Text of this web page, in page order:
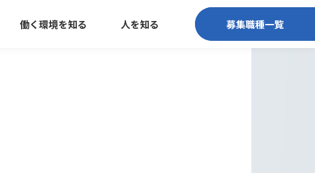
募集職種一覧
働く環境を知る 人を知る 募集職種一覧